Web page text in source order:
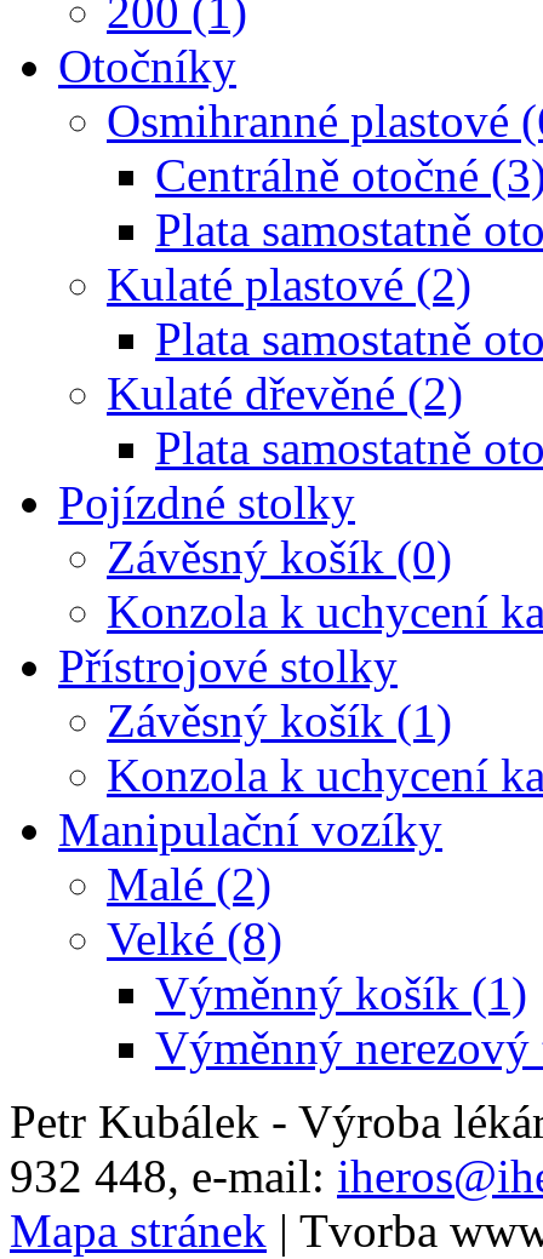
200 (1)
Otočníky
Osmihranné plastové
Centrálně otočné
Plata samostatně
Kulaté plastové (2)
Plata samostatně
Kulaté dřevěné (2)
Plata samostatně
Pojízdné stolky
Závěsný košík (0)
Konzola k uchycení
Přístrojové stolky
Závěsný košík (1)
Konzola k uchycení
Manipulační vozíky
Malé (2)
Velké (8)
Výměnný košík (1)
Výměnný nerezový
Petr Kubálek - Výroba
932 448, e-mail:
Mapa stránek | Tvorba